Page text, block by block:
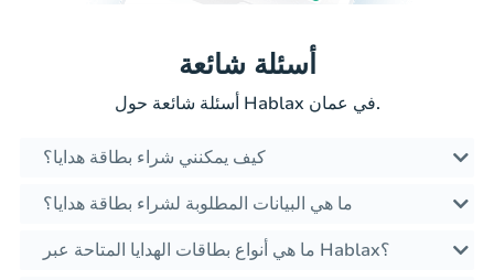
أسئلة شائعة
أسئلة شائعة حول Hablax في عمان.
كيف يمكنني شراء بطاقة هدايا؟
ما هي البيانات المطلوبة لشراء بطاقة هدايا؟
ما هي أنواع بطاقات الهدايا المتاحة عبر Hablax؟